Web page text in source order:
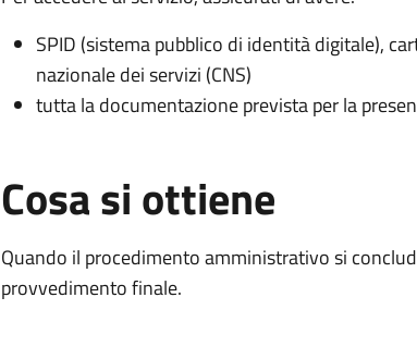
SPID (sistema pubblico di identità digitale),
nazionale dei servizi (CNS)
tutta la documentazione prevista per la
Cosa si ottiene
Quando il procedimento amministrativo si
provvedimento finale.